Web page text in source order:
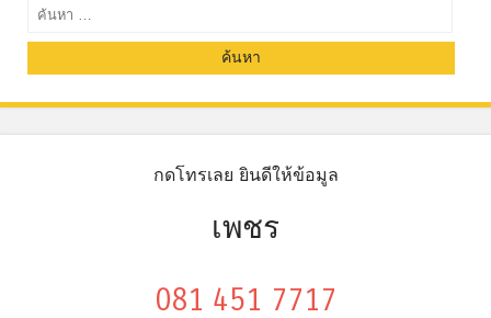
ค้นหา
กดโทรเลย ยินดีให้ข้อมูล
เพชร
081 451 7717